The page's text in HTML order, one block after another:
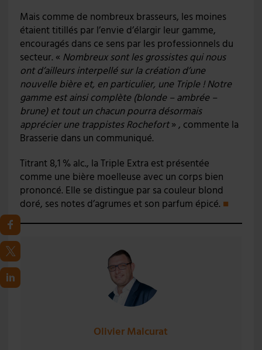
Mais comme de nombreux brasseurs, les moines
étaient titillés par l’envie d’élargir leur gamme,
encouragés dans ce sens par les professionnels du
secteur. « Nombreux sont les grossistes qui nous
ont d’ailleurs interpellé sur la création d’une
nouvelle bière et, en particulier, une Triple ! Notre
gamme est ainsi complète (blonde – ambrée –
brune) et tout un chacun pourra désormais
apprécier une trappistes Rochefort» , commente la
Brasserie dans un communiqué.
Titrant 8,1 % alc., la Triple Extra est présentée
comme une bière moelleuse avec un corps bien
prononcé. Elle se distingue par sa couleur blond
doré, ses notes d’agrumes et son parfum épicé. ■
Olivier Malcurat